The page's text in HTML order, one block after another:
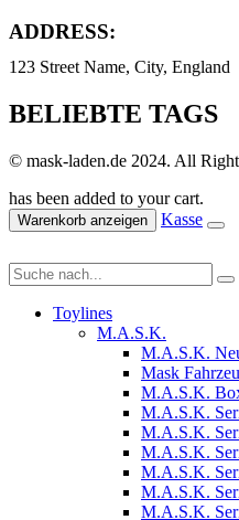
ADDRESS:
123 Street Name, City, England
BELIEBTE TAGS
© mask-laden.de 2024. All
has been added to your cart.
Warenkorb anzeigen Kasse
Toylines
M.A.S.K.
M.A.S.K.
Mask
M.A.S.K.
M.A.S.K.
M.A.S.K.
M.A.S.K.
M.A.S.K.
M.A.S.K.
M.A.S.K.